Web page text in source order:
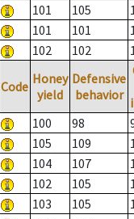
101 105
101 101
102 102
Code Honey
yield
Defensive
behavior
100 98
105 109
104 107
102 105
103 105